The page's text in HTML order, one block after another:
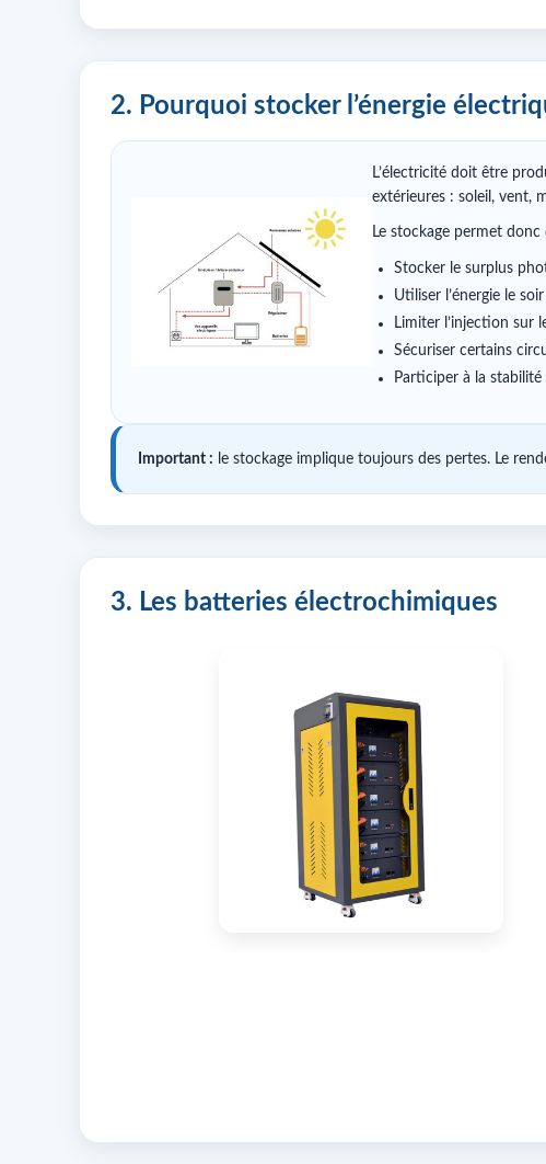
2. Pourquoi stocker l’énergie
L’électricité doit être
extérieures : soleil, vent,
Le stockage permet
Stocker le surplus
Utiliser l’énergie le
Limiter l’injection sur
Sécuriser certains
Participer à la
Important : le stockage implique toujours des pertes. Le
3. Les batteries électrochimiques